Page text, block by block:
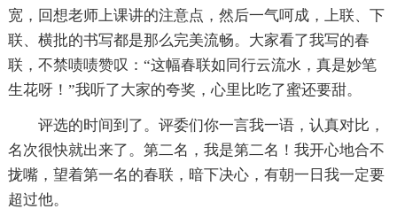
宽，回想老师上课讲的注意点，然后一气呵成，上联、下
联、横批的书写都是那么完美流畅。大家看了我写的春
联，不禁啧啧赞叹：“这幅春联如同行云流水，真是妙笔
生花呀！”我听了大家的夸奖，心里比吃了蜜还要甜。
评选的时间到了。评委们你一言我一语，认真对比，
名次很快就出来了。第二名，我是第二名！我开心地合不
拢嘴，望着第一名的春联，暗下决心，有朝一日我一定要
超过他。